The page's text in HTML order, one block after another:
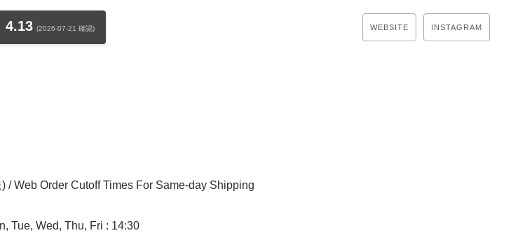
(2026-07-21 確認) WEBSITE INSTAGRAM
/ Web Order Cutoff Times For Same-day Shipping
Tue, Wed, Thu, Fri : 14:30